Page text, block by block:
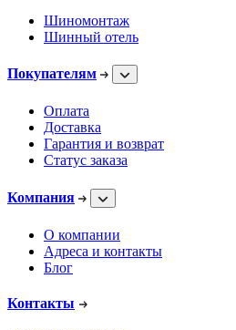
Шиномонтаж
Шинный отель
Покупателям
Оплата
Доставка
Гарантия и возврат
Статус заказа
Компания
О компании
Адреса и контакты
Блог
Контакты